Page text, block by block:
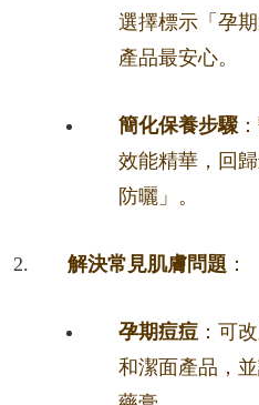
選擇標示「孕
產品最安心。
簡化保養步驟
效能精華，回
防曬」。
解決常見肌膚問題 ：
孕期痘痘 ：可
和潔面產品，